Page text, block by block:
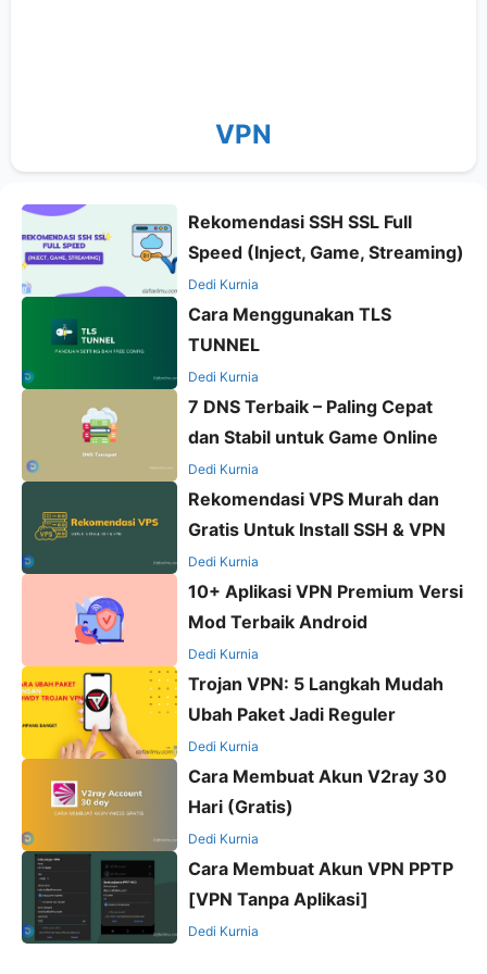
VPN
Rekomendasi SSH SSL Full
Speed (Inject, Game, Streaming)
Dedi Kurnia
Cara Menggunakan TLS
TUNNEL
Dedi Kurnia
7 DNS Terbaik – Paling Cepat
dan Stabil untuk Game Online
Dedi Kurnia
Rekomendasi VPS Murah dan
Gratis Untuk Install SSH & VPN
Dedi Kurnia
10+ Aplikasi VPN Premium Versi
Mod Terbaik Android
Dedi Kurnia
Trojan VPN: 5 Langkah Mudah
Ubah Paket Jadi Reguler
Dedi Kurnia
Cara Membuat Akun V2ray 30
Hari (Gratis)
Dedi Kurnia
Cara Membuat Akun VPN PPTP
[VPN Tanpa Aplikasi]
Dedi Kurnia